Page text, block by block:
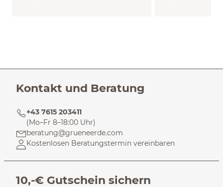
Kontakt und Beratung
+43 7615 203411
(Mo–Fr 8–18:00 Uhr)
beratung@grueneerde.com
Kostenlosen Beratungstermin vereinbaren
10,-€ Gutschein sichern